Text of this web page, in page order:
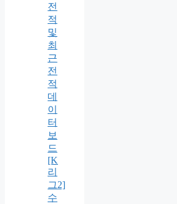
전
적
및
최
근
전
적
데
이
터
보
드
[K
리
그2]
수